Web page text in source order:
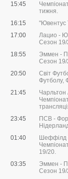
15:45
тижня.
16:15
"Ювентус
17:00
Лацио -
Сезон 19/
18:55
Эммен -
Сезон 19/
20:50
Світ
Футболу,
21:45
Чарльтон
23:45
ПСВ -
01:40
Шеффілд
19/20.
03:35
Эммен -
Сезон 19/